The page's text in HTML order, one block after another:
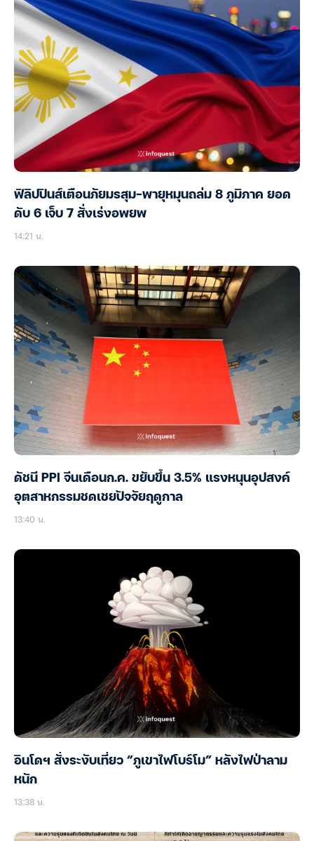
ฟิลิปปินส์เตือนภัยมรสุม-พายุหมุนถล่ม 8 ภูมิภาค ยอด
ดับ 6 เจ็บ 7 สั่งเร่งอพยพ
14:21 น.
ดัชนี PPI จีนเดือนก.ค. ขยับขึ้น 3.5% แรงหนุนอุปสงค์
อุตสาหกรรมชดเชยปัจจัยฤดูกาล
13:40 น.
อินโดฯ สั่งระงับเที่ยว “ภูเขาไฟโบร์โม” หลังไฟป่าลาม
หนัก
13:38 น.